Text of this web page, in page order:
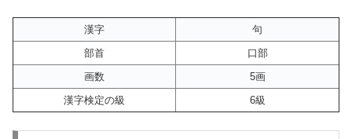
漢字
句
部首
口部
画数
5画
漢字検定の級
6級